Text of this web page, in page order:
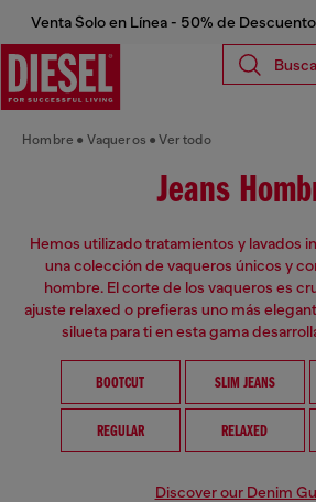
Venta Solo en Línea - 50% de
Hombre Vaqueros Ver todo
Jeans
Hemos utilizado tratamientos y lavados
una colección de vaqueros únicos y
hombre. El corte de los vaqueros es
ajuste relaxed o prefieras uno más
silueta para ti en esta gama
BOOTCUT SLIM JEANS
REGULAR RELAXED
Discover our Denim